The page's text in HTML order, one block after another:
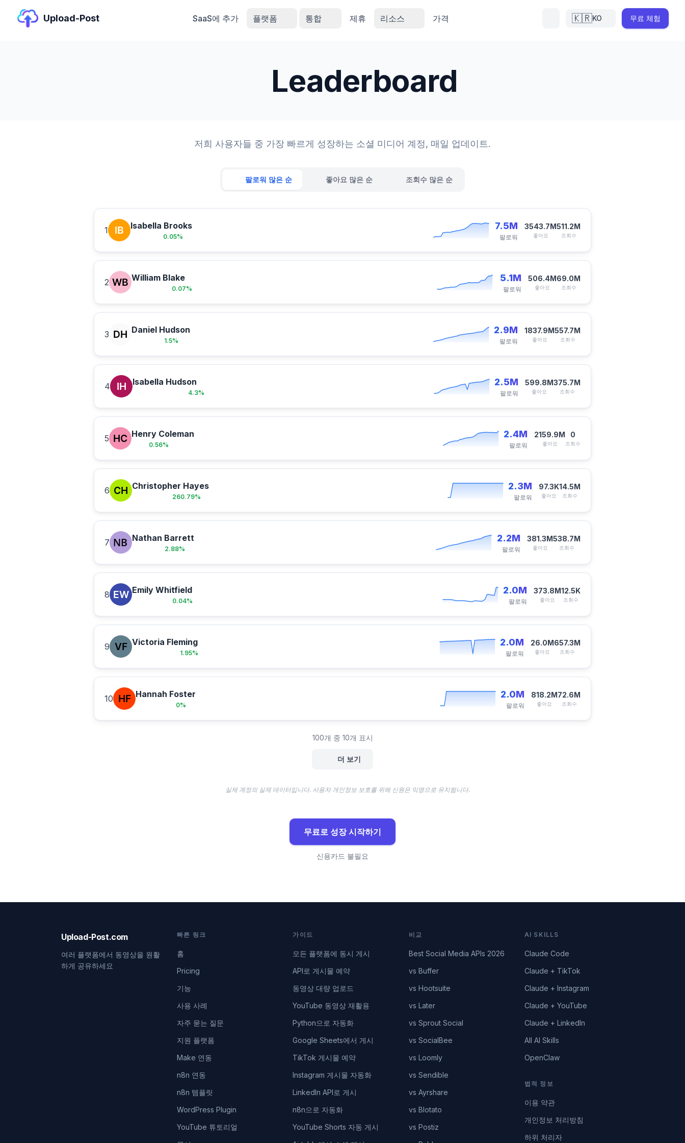
Upload-Post SaaS에 추가 플랫폼 통합 제휴 리소스 가격 🇰🇷KO 무료 체험
Leaderboard
저희 사용자들 중 가장 빠르게 성장하는 소셜 미디어 계정, 매일 업데이트.
팔로워 많은 순 좋아요 많은 순 조회수 많은 순
1 Isabella Brooks
0.05%
7.5M
팔로워
3543.7M
좋아요
511.2M
조회수
2 William Blake
0.07%
5.1M
팔로워
506.4M
좋아요
69.0M
조회수
3 Daniel Hudson
1.5%
2.9M
팔로워
1837.9M
좋아요
557.7M
조회수
4 Isabella Hudson
4.3%
2.5M
팔로워
599.8M
좋아요
375.7M
조회수
5 Henry Coleman
0.56%
2.4M
팔로워
2159.9M
좋아요
0
조회수
6 Christopher Hayes
260.79%
2.3M
팔로워
97.3K
좋아요
14.5M
조회수
7 Nathan Barrett
2.88%
2.2M
팔로워
381.3M
좋아요
538.7M
조회수
8 Emily Whitfield
0.04%
2.0M
팔로워
373.8M
좋아요
12.5K
조회수
9 Victoria Fleming
1.95%
2.0M
팔로워
26.0M
좋아요
657.3M
조회수
10 Hannah Foster
0%
2.0M
팔로워
818.2M
좋아요
72.6M
조회수
100개 중 10개 표시
더 보기
실제 계정의 실제 데이터입니다. 사용자 개인정보 보호를 위해 신원은 익명으로 유지됩니다.
무료로 성장 시작하기
신용카드 불필요
Upload-Post.com
여러 플랫폼에서 동영상을 원활
하게 공유하세요
빠른 링크
홈
Pricing
기능
사용 사례
자주 묻는 질문
지원 플랫폼
Make 연동
n8n 연동
n8n 템플릿
WordPress Plugin
YouTube 튜토리얼
가이드
모든 플랫폼에 동시 게시
API로 게시물 예약
동영상 대량 업로드
YouTube 동영상 재활용
Python으로 자동화
Google Sheets에서 게시
TikTok 게시물 예약
Instagram 게시물 자동화
LinkedIn API로 게시
n8n으로 자동화
YouTube Shorts 자동 게시
비교
Best Social Media APIs 2026
vs Buffer
vs Hootsuite
vs Later
vs Sprout Social
vs SocialBee
vs Loomly
vs Sendible
vs Ayrshare
vs Blotato
vs Postiz
AI SKILLS
Claude Code
Claude + TikTok
Claude + Instagram
Claude + YouTube
Claude + LinkedIn
All AI Skills
OpenClaw
법적 정보
이용 약관
개인정보 처리방침
하위 처리자